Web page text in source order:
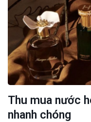
Thu mua nước
nhanh chóng